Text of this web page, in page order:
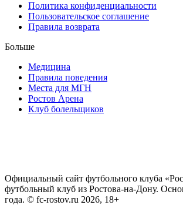
Политика конфиденциальности
Пользовательское соглашение
Правила возврата
Больше
Медицина
Правила поведения
Места для МГН
Ростов Арена
Клуб болельщиков
Официальный сайт футбольного клуба
футбольный клуб из Ростова-на-Дону.
года. © fc-rostov.ru 2026, 18+